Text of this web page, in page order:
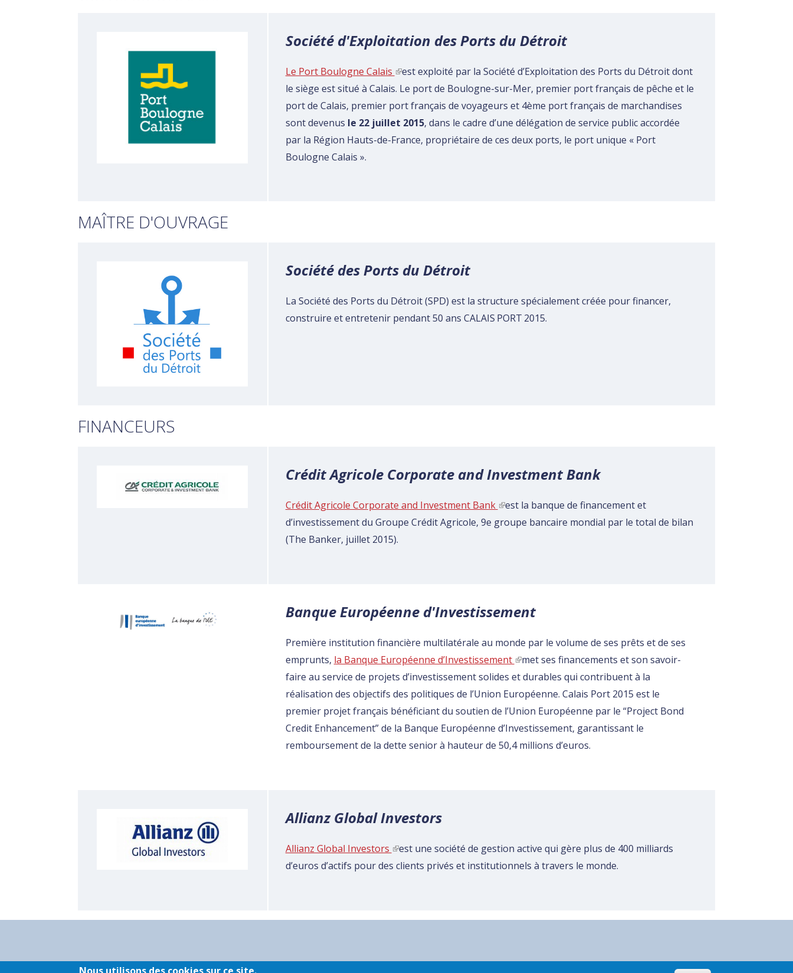
Société d'Exploitation des Ports du Détroit
Le Port Boulogne Calais (link is external)
est exploité par la Société d’Exploitation des Ports du Détroit dont
le siège est situé à Calais. Le port de Boulogne-sur-Mer, premier port français de pêche et le
port de Calais, premier port français de voyageurs et 4ème port français de marchandises
sont devenus le 22 juillet 2015, dans le cadre d’une délégation de service public accordée
par la Région Hauts-de-France, propriétaire de ces deux ports, le port unique « Port
Boulogne Calais ».
MAÎTRE D'OUVRAGE
Société des Ports du Détroit
La Société des Ports du Détroit (SPD) est la structure spécialement créée pour financer,
construire et entretenir pendant 50 ans CALAIS PORT 2015.
FINANCEURS
Crédit Agricole Corporate and Investment Bank
Crédit Agricole Corporate and Investment Bank (link is external)
est la banque de financement et
d’investissement du Groupe Crédit Agricole, 9e groupe bancaire mondial par le total de bilan
(The Banker, juillet 2015).
Banque Européenne d'Investissement
Première institution financière multilatérale au monde par le volume de ses prêts et de ses
emprunts, la Banque Européenne d’Investissement (link is external)
met ses financements et son savoir-
faire au service de projets d’investissement solides et durables qui contribuent à la
réalisation des objectifs des politiques de l’Union Européenne. Calais Port 2015 est le
premier projet français bénéficiant du soutien de l’Union Européenne par le “Project Bond
Credit Enhancement” de la Banque Européenne d’Investissement, garantissant le
remboursement de la dette senior à hauteur de 50,4 millions d’euros.
Allianz Global Investors
Allianz Global Investors (link is external)
est une société de gestion active qui gère plus de 400 milliards
d’euros d’actifs pour des clients privés et institutionnels à travers le monde.
PLAN DU SITE MENTIONS LÉGALES PARTENAIRES HISTORIQUES Restez informé(e)